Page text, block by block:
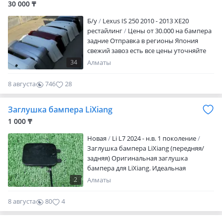
и другие кузовные элементы. Напишите
модель авто и нужную деталь — сразу
скажу цену и наличие!
30 000 ₸
34
Б/y
Lexus IS 250 2010 - 2013 XE20
рестайлинг
Цены от 30.000 на бампера
задние Отправка в регионы Япония
свежий завоз есть все цены уточняйте
Алматы
8 августа 746 28
Заглушка бампера LiXiang
1 000 ₸
2
Новая
Li L7 2024 - н.в. 1 поколение
Заглушка бампера LiXiang (передняя/
задняя) Оригинальная заглушка
бампера для LiXiang. Идеальная
совместимость, прочный материал,
Алматы
8 августа 80 4